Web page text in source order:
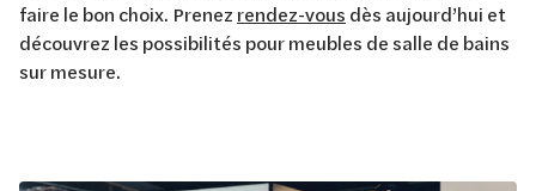
faire le bon choix. Prenez rendez-vous dès aujourd’hui et
découvrez les possibilités pour meubles de salle de bains
sur mesure.